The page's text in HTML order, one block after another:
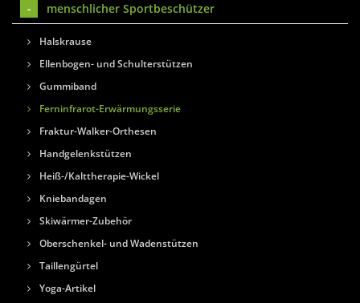
menschlicher Sportbeschützer
Halskrause
Ellenbogen- und Schulterstützen
Gummiband
Ferninfrarot-Erwärmungsserie
Fraktur-Walker-Orthesen
Handgelenkstützen
Heiß-/Kalttherapie-Wickel
Kniebandagen
Skiwärmer-Zubehör
Oberschenkel- und Wadenstützen
Taillengürtel
Yoga-Artikel